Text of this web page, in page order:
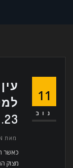
11
נוב
23.
מאת
מצוק